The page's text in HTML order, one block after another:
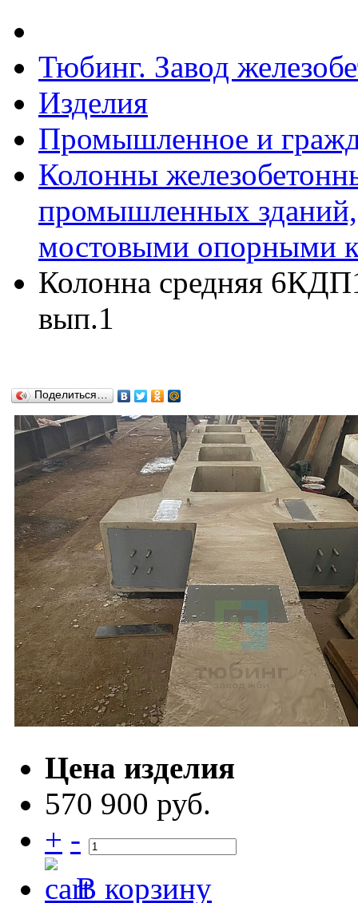
Тюбинг. Завод
Изделия
Промышленное и
Колонны
промышленных
мостовыми опорными
Колонна средняя
вып.1
Поделиться…
Цена изделия
570 900 руб.
+ -
В корзину